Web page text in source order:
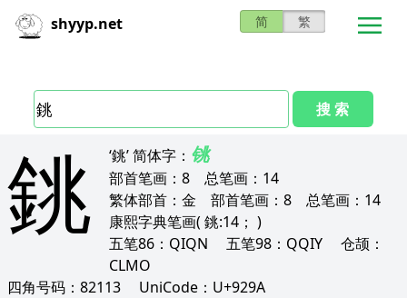
shyyp.net 简 繁
搜 索
銚 ‘銚’简体字： 铫
部首笔画： 8 总笔画： 14
繁体部首： 金 部首笔画： 8 总笔画： 14
康熙字典笔画( 銚:14； )
五笔86： QIQN 五笔98： QQIY 仓颉：
CLMO
四角号码： 82113 UniCode： U+929A